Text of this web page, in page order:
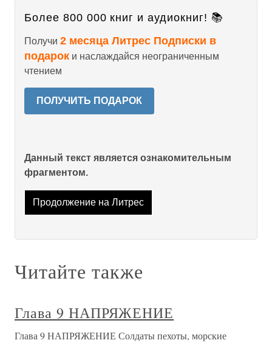
Более 800 000 книг и аудиокниг! 📚
Получи 2 месяца Литрес Подписки в
подарок и наслаждайся неограниченным
чтением
ПОЛУЧИТЬ ПОДАРОК
Данный текст является ознакомительным
фрагментом.
Продолжение на Литрес
Читайте также
Глава 9 НАПРЯЖЕНИЕ
Глава 9 НАПРЯЖЕНИЕ Солдаты пехоты, морские